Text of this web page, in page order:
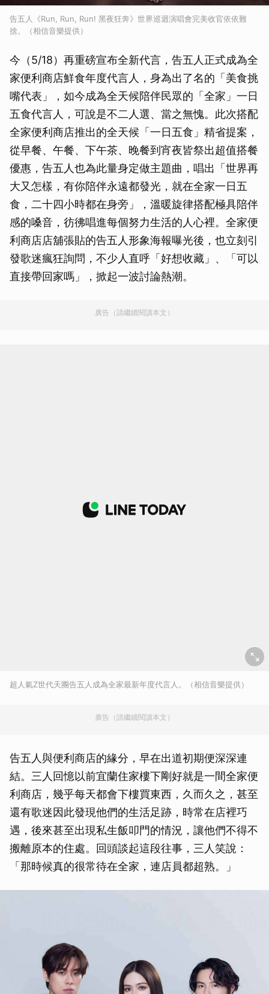
告五人《Run, Run, Run! 黑夜狂奔》世界巡迴演唱會完美收官依依難
捨。（相信音樂提供）
今（5/18）再重磅宣布全新代言，告五人正式成為全
家便利商店鮮食年度代言人，身為出了名的「美食挑
嘴代表」，如今成為全天候陪伴民眾的「全家」一日
五食代言人，可說是不二人選、當之無愧。此次搭配
全家便利商店推出的全天候「一日五食」精省提案，
從早餐、午餐、下午茶、晚餐到宵夜皆祭出超值搭餐
優惠，告五人也為此量身定做主題曲，唱出「世界再
大又怎樣，有你陪伴永遠都發光，就在全家一日五
食，二十四小時都在身旁」，溫暖旋律搭配極具陪伴
感的嗓音，彷彿唱進每個努力生活的人心裡。全家便
利商店店舖張貼的告五人形象海報曝光後，也立刻引
發歌迷瘋狂詢問，不少人直呼「好想收藏」、「可以
直接帶回家嗎」，掀起一波討論熱潮。
廣告（請繼續閱讀本文）
超人氣Z世代天團告五人成為全家最新年度代言人。（相信音樂提供）
廣告（請繼續閱讀本文）
告五人與便利商店的緣分，早在出道初期便深深連
結。三人回憶以前宜蘭住家樓下剛好就是一間全家便
利商店，幾乎每天都會下樓買東西，久而久之，甚至
還有歌迷因此發現他們的生活足跡，時常在店裡巧
遇，後來甚至出現私生飯叩門的情況，讓他們不得不
搬離原本的住處。回頭談起這段往事，三人笑說：
「那時候真的很常待在全家，連店員都超熟。」